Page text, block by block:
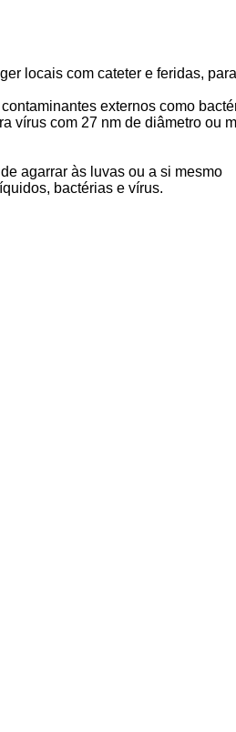
locais com cateter e feridas,
externos como
vírus com 27 nm de diâmetro ou
agarrar às luvas ou a si mesmo
bactérias e vírus.